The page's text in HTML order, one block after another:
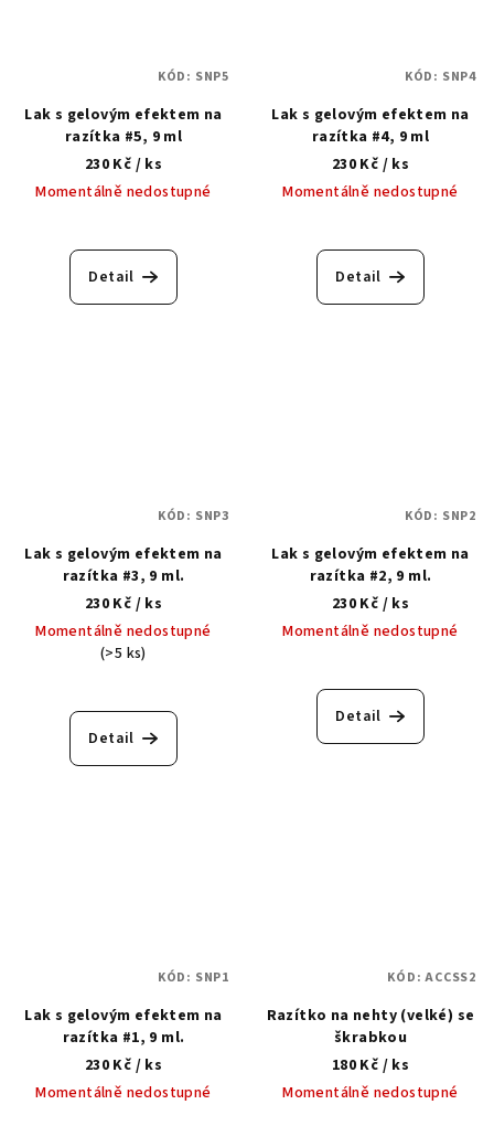
Lak s gelovým efektem na
razítka #5, 9 ml
230 Kč / ks
Momentálně nedostupné
Detail
KÓD: SNP5
Lak s gelovým efektem na
razítka #4, 9 ml
230 Kč / ks
Momentálně nedostupné
Detail
KÓD: SNP4
Lak s gelovým efektem na
razítka #3, 9 ml.
230 Kč / ks
Momentálně nedostupné
(>5 ks)
Detail
KÓD: SNP3
Lak s gelovým efektem na
razítka #2, 9 ml.
230 Kč / ks
Momentálně nedostupné
Detail
KÓD: SNP2
Lak s gelovým efektem na
razítka #1, 9 ml.
230 Kč / ks
Momentálně nedostupné
KÓD: SNP1
Razítko na nehty (velké) se
škrabkou
180 Kč / ks
Momentálně nedostupné
KÓD:ACCSS2